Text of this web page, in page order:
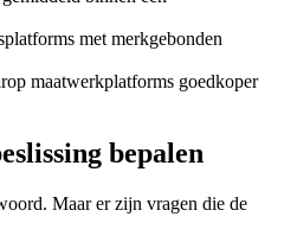
met merkgebonden
maatwerkplatforms goedkoper
bepalen
Maar er zijn vragen die de